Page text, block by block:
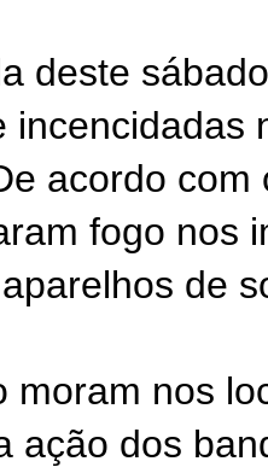
deste
incencidadas
acordo
fogo nos
de
moram nos
ação dos